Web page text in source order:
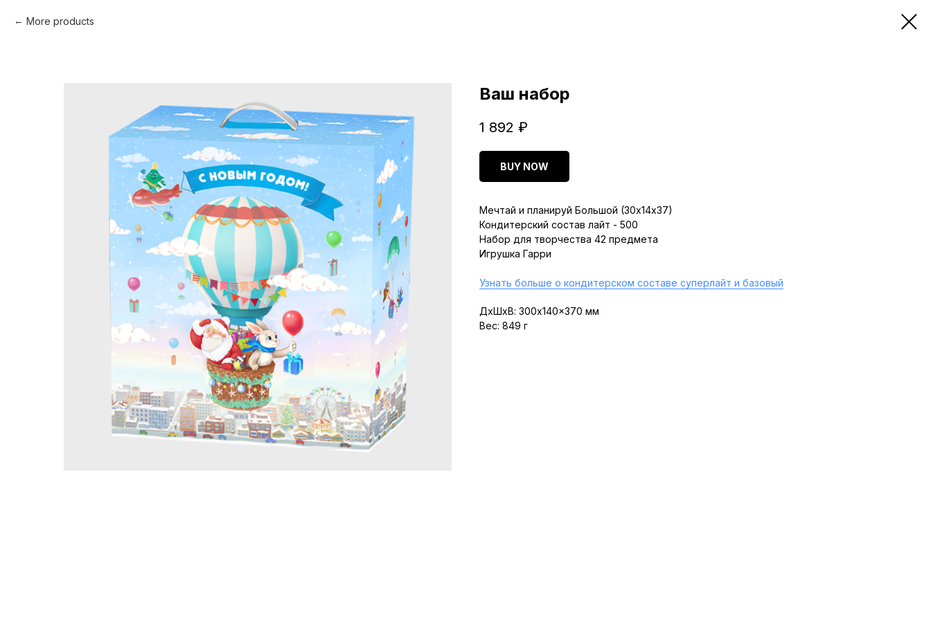
More products
Ваш набор
1 892 ₽
BUY NOW
Мечтай и планируй Большой (30х14х37)
Кондитерский состав лайт - 500
Набор для творчества 42 предмета
Игрушка Гарри
Узнать больше о кондитерском составе суперлайт и базовый
ДxШxВ: 300x140x370 мм
Вес: 849 г